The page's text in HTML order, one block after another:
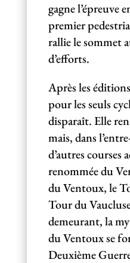
gagne l’épreuve
premier
rallie le sommet
d’efforts.
Après les
pour les seuls
disparaît. Elle
mais, dans
d’autres courses
renommée du
du Ventoux, le
Tour du
demeurant, la
du Ventoux se
Deuxième